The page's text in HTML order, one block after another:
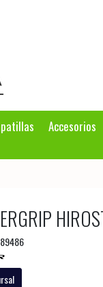
Accesorios